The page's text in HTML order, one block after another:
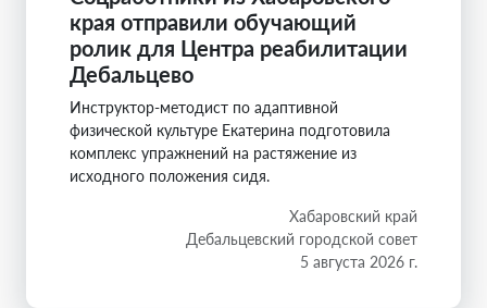
края отправили обучающий
ролик для Центра реабилитации
Дебальцево
Инструктор-методист по адаптивной
физической культуре Екатерина подготовила
комплекс упражнений на растяжение из
исходного положения сидя.
Хабаровский край
Дебальцевский городской совет
5 августа 2026 г.